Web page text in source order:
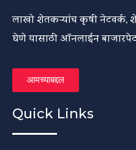
लाखो शेतकऱ्यांच कृषी नेटवर्क,
घेणे यासाठी ऑनलाईन
आमच्याबद्दल
Quick Links